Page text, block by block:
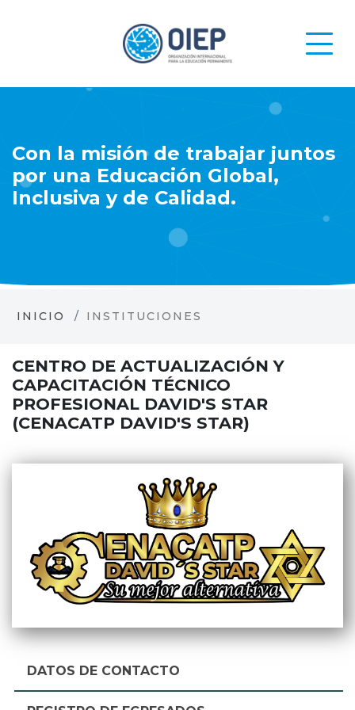
Con la misión de trabajar juntos
por una Educación Global,
Inclusiva y de Calidad.
INICIO INSTITUCIONES
CENTRO DE ACTUALIZACIÓN Y
CAPACITACIÓN TÉCNICO
PROFESIONAL DAVID'S STAR
(CENACATP DAVID'S STAR)
DATOS DE CONTACTO